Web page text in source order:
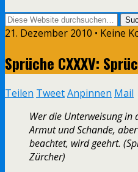
21. Dezember 2010 • Keine
Sprüche CXXXV:
Teilen TweetAnpinnen Mail
Wer die Unterweisung in
Armut und Schande,
beachtet, wird geehrt.
Zürcher)